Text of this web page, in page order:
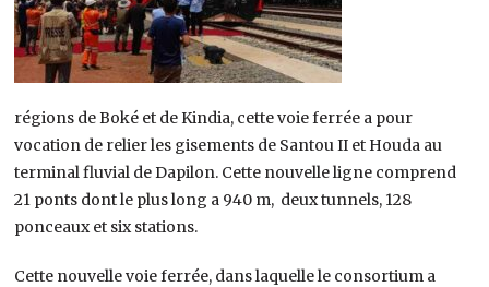
régions de Boké et de Kindia, cette voie ferrée a pour
vocation de relier les gisements de Santou II et Houda au
terminal fluvial de Dapilon. Cette nouvelle ligne comprend
21 ponts dont le plus long a 940 m, deux tunnels, 128
ponceaux et six stations.
Cette nouvelle voie ferrée, dans laquelle le consortium a